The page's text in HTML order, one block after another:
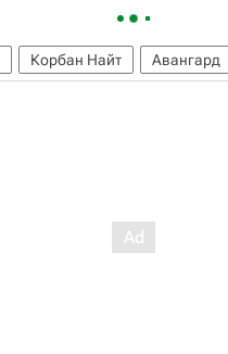
Корбан Найт Авангард